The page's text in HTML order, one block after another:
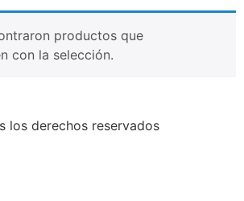
productos que
con la selección.
los derechos reservados